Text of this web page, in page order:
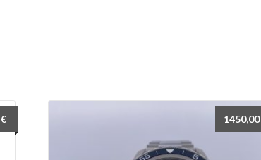
€ 1450,00